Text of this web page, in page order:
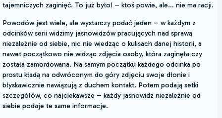
tajemniczych zaginięć. To już było! – ktoś powie, ale… nie ma racji.
Powodów jest wiele, ale wystarczy podać jeden – w każdym z
odcinków serii widzimy jasnowidzów pracujących nad sprawą
niezależnie od siebie, nic nie wiedząc o kulisach danej historii, a
nawet początkowo nie widząc zdjęcia osoby, która zaginęła czy
została zamordowana. Na samym początku każdego odcinka po
prostu kładą na odwróconym do góry zdjęciu swoje dłonie i
błyskawicznie nawiązują z duchem kontakt. Potem podają setki
szczegółów, co najciekawsze – każdy jasnowidz niezależnie od
siebie podaje te same informacje.